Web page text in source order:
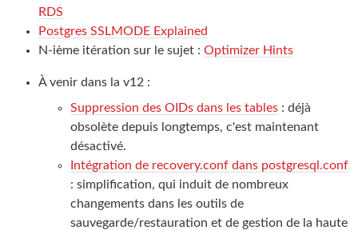
RDS
Postgres SSLMODE Explained
N-ième itération sur le sujet : Optimizer Hints
À venir dans la v12 :
Suppression des OIDs dans les tables : déjà
obsolète depuis longtemps, c'est maintenant
désactivé.
Intégration de recovery.conf dans postgresql.conf
: simplification, qui induit de nombreux
changements dans les outils de
sauvegarde/restauration et de gestion de la haute